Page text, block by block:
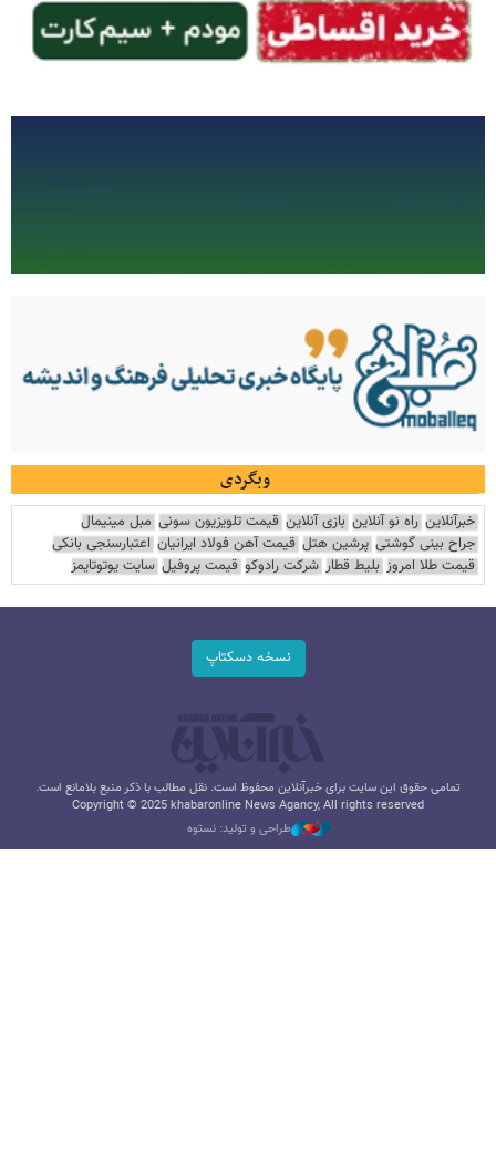
وبگردی
خبرآنلاین راه نو آنلاین بازی آنلاین قیمت تلویزیون سونی مبل مینیمال
جراح بینی گوشتی پرشین هتل قیمت آهن فولاد ایرانیان اعتبارسنجی بانکی
قیمت طلا امروز بلیط قطار شرکت رادوکو قیمت پروفیل سایت یوتوتایمز
نسخه دسکتاپ
تمامی حقوق این سایت برای خبرآنلاین محفوظ است. نقل مطالب با ذکر منبع بلامانع است.
Copyright © 2025 khabaronline News Agancy, All rights reserved
طراحی و تولید: نستوه